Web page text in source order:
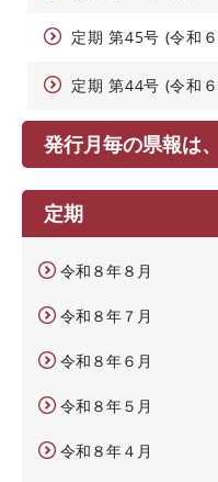
定期 第45号 (令和
定期 第44号 (令和
発行月毎の県報は
定期
令和８年８月
令和８年７月
令和８年６月
令和８年５月
令和８年４月